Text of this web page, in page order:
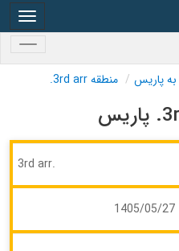
به پاریس منطقه 3rd arr.